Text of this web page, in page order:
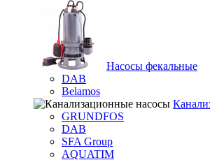
Насосы фекальные
DAB
Belamos
GRUNDFOS
DAB
SFA Group
AQUATIM